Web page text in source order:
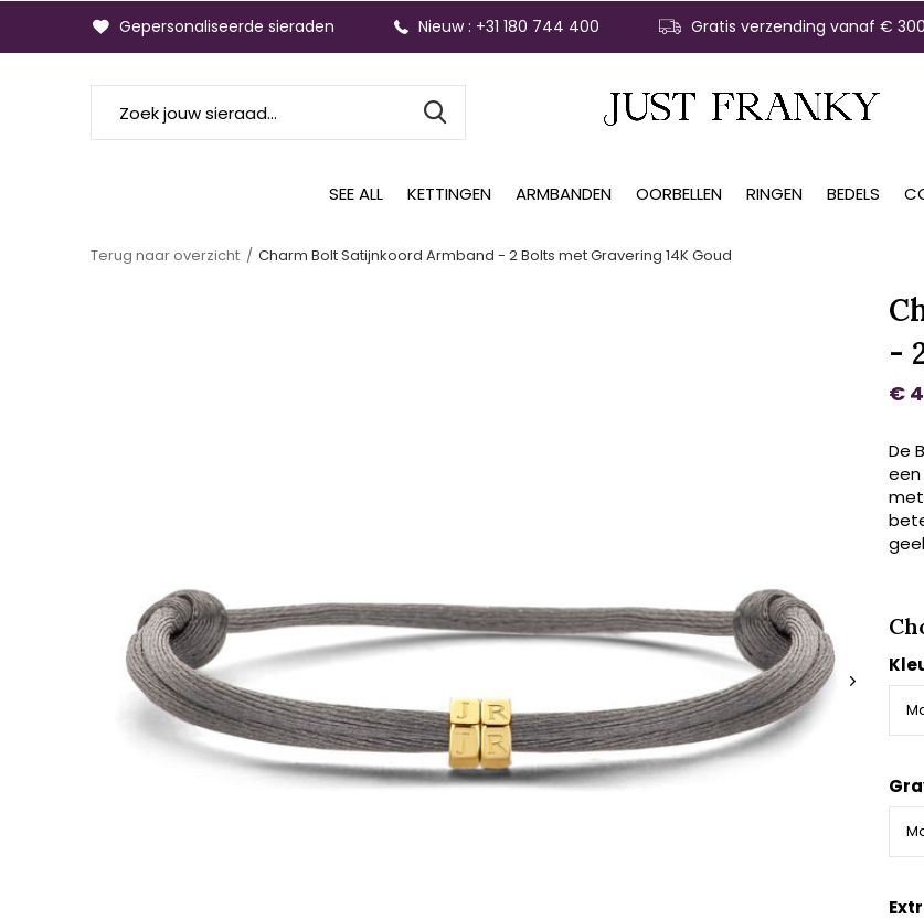
SEE ALL KETTINGEN ARMBANDEN OORBELLEN RINGEN BEDELS
Gepersonaliseerde sieraden Nieuw : +31 180 744 400 Gratis verzending vanaf €
Terug naar overzicht Charm Bolt Satijnkoord Armband - 2 Bolts met Gravering 14K Goud
-
€
De
een